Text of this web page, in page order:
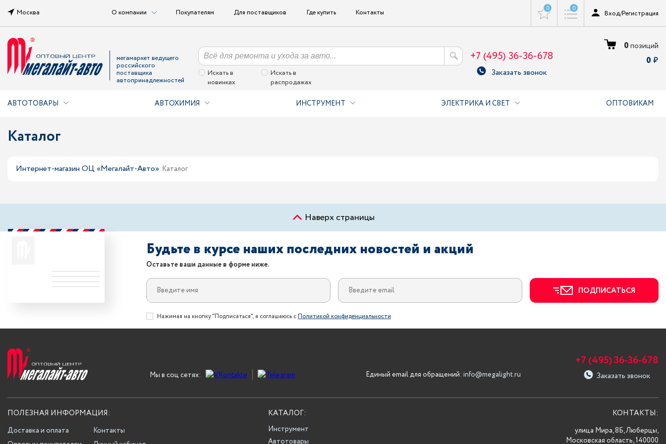
Москва О компании Покупателям Для поставщиков Где купить Контакты 0 0
Вход/Регистрация
мегамаркет ведущего
российского
поставщика
автопринадлежностей
Искать в
новинках
Искать в
распродажах
+7 (495) 36-36-678
Заказать звонок
0позиций
0
АВТОТОВАРЫ АВТОХИМИЯ ИНСТРУМЕНТ ЭЛЕКТРИКА И СВЕТ ОПТОВИКАМ
Каталог
Интернет-магазин ОЦ «Мегалайт-Авто» Каталог
Наверх страницы
Будьте в курсе наших последних новостей и акций
Оставьте ваши данные в форме ниже.
ПОДПИСАТЬСЯ
Нажимая на кнопку "Подписаться", я соглашаюсь сПолитикой конфиденциальности
Мы в соц сетях: Единый email для обращений: info@megalight.ru
+7 (495) 36-36-678
Заказать звонок
ПОЛЕЗНАЯ ИНФОРМАЦИЯ:
Доставка и оплата
Контакты
КАТАЛОГ:
Инструмент
Автотовары
КОНТАКТЫ:
улица Мира, 8Б, Люберцы,
Московская область, 140000